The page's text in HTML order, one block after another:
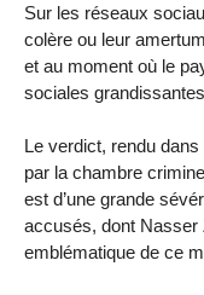
Sur les réseaux
colère ou leur
et au moment où le
sociales
Le verdict, rendu
par la chambre
est d’une grande
accusés, dont Nasser
emblématique de ce